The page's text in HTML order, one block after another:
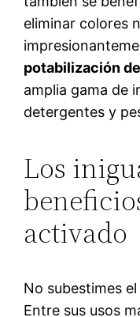
eliminar colores
potabilización
amplia gama de
detergentes y
Los
activado
No subestimes
Entre sus usos